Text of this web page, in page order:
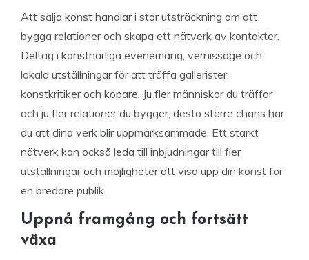
Att sälja konst handlar i stor utsträckning om att
bygga relationer och skapa ett nätverk av kontakter.
Deltag i konstnärliga evenemang, vernissage och
lokala utställningar för att träffa gallerister,
konstkritiker och köpare. Ju fler människor du träffar
och ju fler relationer du bygger, desto större chans har
du att dina verk blir uppmärksammade. Ett starkt
nätverk kan också leda till inbjudningar till fler
utställningar och möjligheter att visa upp din konst för
en bredare publik.
Uppnå framgång och fortsätt
växa